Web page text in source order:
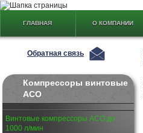
ГЛАВНАЯ О КОМПАНИИ
Обратная связь
Компрессоры винтовые
АСО
Винтовые компрессоры АСО до
1000 л/мин